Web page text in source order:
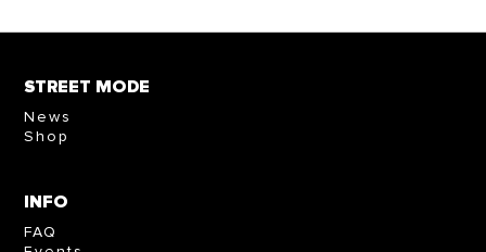
STREET MODE
News
Shop
INFO
FAQ